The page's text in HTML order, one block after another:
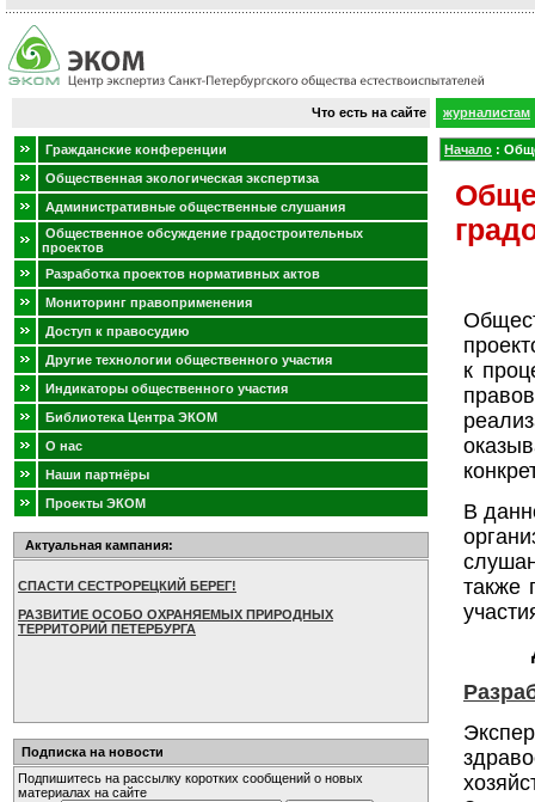
Что есть на сайте журналистам
Гражданские конференции
Общественная экологическая экспертиза
Административные общественные слушания
Общественное обсуждение градостроительных
проектов
Разработка проектов нормативных актов
Мониторинг правоприменения
Доступ к правосудию
Другие технологии общественного участия
Индикаторы общественного участия
Библиотека Центра ЭКОМ
О нас
Наши партнёры
Проекты ЭКОМ
Актуальная кампания:
СПАСТИ СЕСТРОРЕЦКИЙ БЕРЕГ!
РАЗВИТИЕ ОСОБО ОХРАНЯЕМЫХ ПРИРОДНЫХ
ТЕРРИТОРИЙ ПЕТЕРБУРГА
Подписка на новости
Подпишитесь на рассылку коротких сообщений о новых
материалах на сайте
Начало :
к
В
также